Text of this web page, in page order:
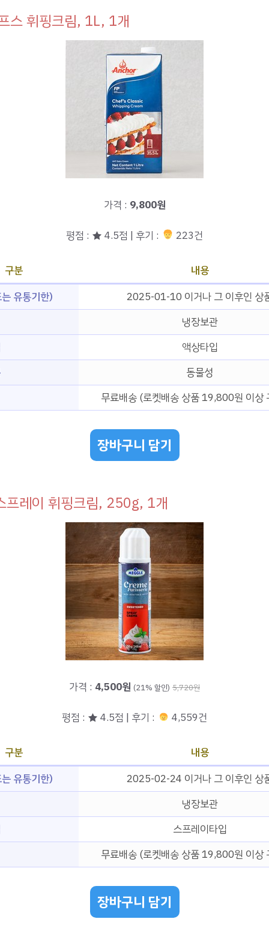
스 휘핑크림, 1L, 1개
가격 : 9,800원
평점 : ★ 4.5점 | 후기 : 223건
구분
내용
유통기한)
2025-01-10 이거나 그 이후인 상
냉장보관
액상타입
동물성
무료배송 (로켓배송 상품 19,800원 이상
장바구니 담기
프레이 휘핑크림, 250g, 1개
가격 : 4,500원 (21% 할인) 5,720원
평점 : ★ 4.5점 | 후기 : 4,559건
구분
내용
유통기한)
2025-02-24 이거나 그 이후인 상
냉장보관
스프레이타입
무료배송 (로켓배송 상품 19,800원 이상
장바구니 담기